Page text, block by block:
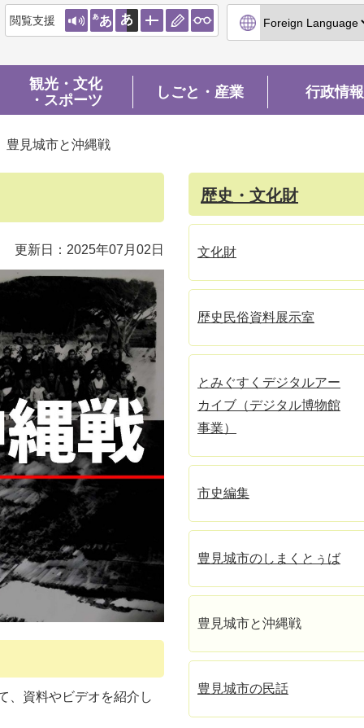
閲覧支援
観光・文化
・スポーツ
しごと・産業 行政情報
豊見城市と沖縄戦
更新日：2025年07月02日
、資料やビデオを紹介し
歴史・文化財
文化財
歴史民俗資料展示室
とみぐすくデジタルアー
カイブ（デジタル博物館
事業）
市史編集
豊見城市のしまくとぅば
豊見城市と沖縄戦
豊見城市の民話